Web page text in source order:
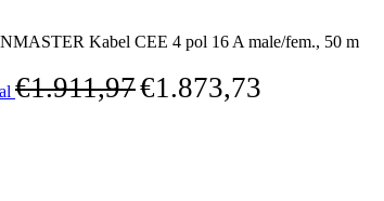
Kabel CEE 4 pol 16 A male/fem., 50 m
€1.911,97€1.873,73